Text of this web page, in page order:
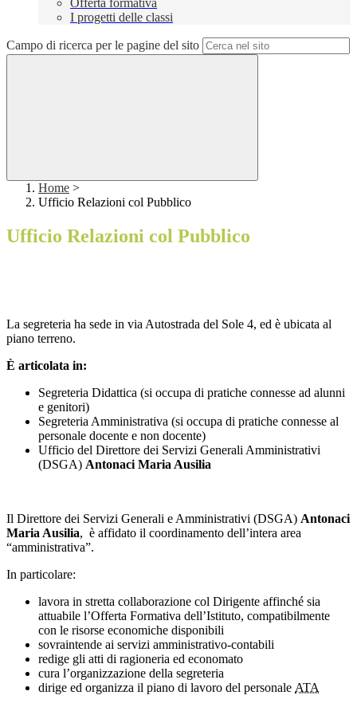
Offerta formativa
I progetti delle classi
Campo di ricerca per le pagine del sito
Home >
Ufficio Relazioni col Pubblico
Ufficio Relazioni col Pubblico
La segreteria ha sede in via Autostrada del Sole 4, ed è ubicata al
piano terreno.
È articolata in:
Segreteria Didattica (si occupa di pratiche connesse ad alunni
e genitori)
Segreteria Amministrativa (si occupa di pratiche connesse al
personale docente e non docente)
Ufficio del Direttore dei Servizi Generali Amministrativi
(DSGA) Antonaci Maria Ausilia
Il Direttore dei Servizi Generali e Amministrativi (DSGA) Antonaci
Maria Ausilia, è affidato il coordinamento dell’intera area
“amministrativa”.
In particolare:
lavora in stretta collaborazione col Dirigente affinché sia
attuabile l’Offerta Formativa dell’Istituto, compatibilmente
con le risorse economiche disponibili
sovraintende ai servizi amministrativo-contabili
redige gli atti di ragioneria ed economato
cura l’organizzazione della segreteria
dirige ed organizza il piano di lavoro del personale ATA